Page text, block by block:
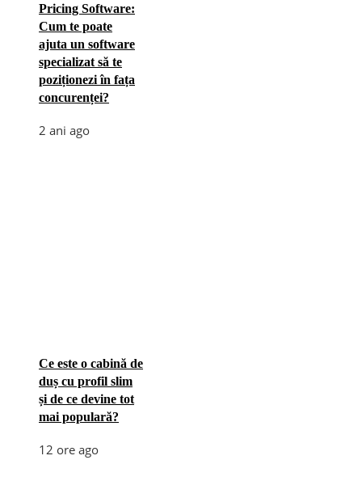
Pricing Software:
Cum te poate
ajuta un software
specializat să te
poziționezi în fața
concurenței?
2 ani ago
Ce este o cabină de
duș cu profil slim
și de ce devine tot
mai populară?
12 ore ago